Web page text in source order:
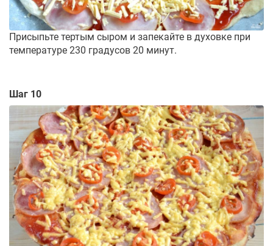
Присыпьте тертым сыром и запекайте в духовке при
температуре 230 градусов 20 минут.
Шаг 10